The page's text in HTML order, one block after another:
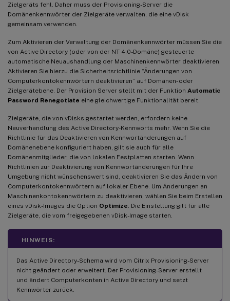
Zielgeräts fehl. Daher muss der Provisioning-Server die
Domänenkennwörter der Zielgeräte verwalten, die eine vDisk
gemeinsam verwenden.
Zum Aktivieren der Verwaltung der Domänenkennwörter müssen Sie die
von Active Directory (oder von der NT 4.0-Domäne) gesteuerte
automatische Neuaushandlung der Maschinenkennwörter deaktivieren.
Aktivieren Sie hierzu die Sicherheitsrichtlinie “Änderungen von
Computerkontokennwörtern deaktivieren” auf Domänen- oder
Zielgerätebene. Der Provision Server stellt mit der Funktion Automatic
Password Renegotiate eine gleichwertige Funktionalität bereit.
Zielgeräte, die von vDisks gestartet werden, erfordern keine
Neuverhandlung des Active Directory-Kennworts mehr. Wenn Sie die
Richtlinie für das Deaktivieren von Kennwortänderungen auf
Domänenebene konfiguriert haben, gilt sie auch für alle
Domänenmitglieder, die von lokalen Festplatten starten. Wenn
Richtlinien zur Deaktivierung von Kennwortänderungen für Ihre
Umgebung nicht wünschenswert sind, deaktivieren Sie das Ändern von
Computerkontokennwörtern auf lokaler Ebene. Um Änderungen an
Maschinenkontokennwörtern zu deaktivieren, wählen Sie beim Erstellen
eines vDisk-Images die Option Optimize . Die Einstellung gilt für alle
Zielgeräte, die vom freigegebenen vDisk-Image starten.
HINWEIS:
Das Active Directory-Schema wird vom Citrix Provisioning-Server
nicht geändert oder erweitert. Der Provisioning-Server erstellt
und ändert Computerkonten in Active Directory und setzt
Kennwörter zurück.